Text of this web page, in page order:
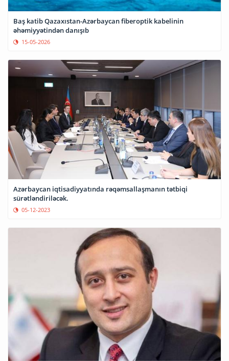
Baş katib Qazaxıstan-Azərbaycan fiberoptik kabelinin
əhəmiyyətindən danışıb
15-05-2026
Azərbaycan iqtisadiyyatında rəqəmsallaşmanın tətbiqi
sürətləndiriləcək.
05-12-2023